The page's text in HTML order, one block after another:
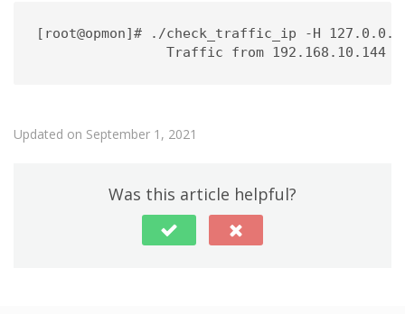
[root@opmon]# ./check_traffic_ip -H
Updated on September 1, 2021
Was this article helpful?